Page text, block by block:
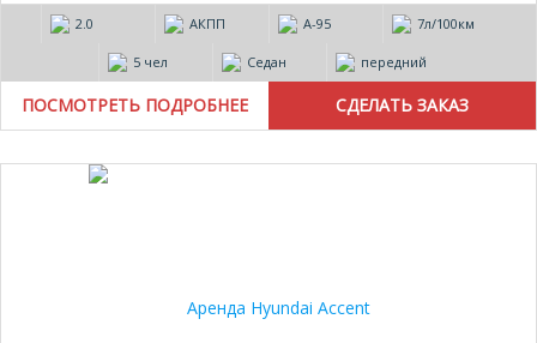
2.0 АКПП А-95 7л/100км
5 чел Седан передний
ПОСМОТРЕТЬ ПОДРОБНЕЕ